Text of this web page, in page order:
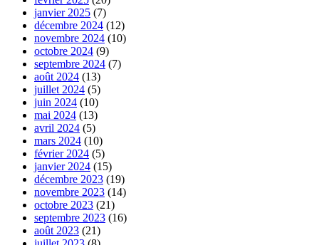
janvier 2025 (7)
décembre 2024 (12)
novembre 2024 (10)
octobre 2024 (9)
septembre 2024 (7)
août 2024 (13)
juillet 2024 (5)
juin 2024 (10)
mai 2024 (13)
avril 2024 (5)
mars 2024 (10)
février 2024 (5)
janvier 2024 (15)
décembre 2023 (19)
novembre 2023 (14)
octobre 2023 (21)
septembre 2023 (16)
août 2023 (21)